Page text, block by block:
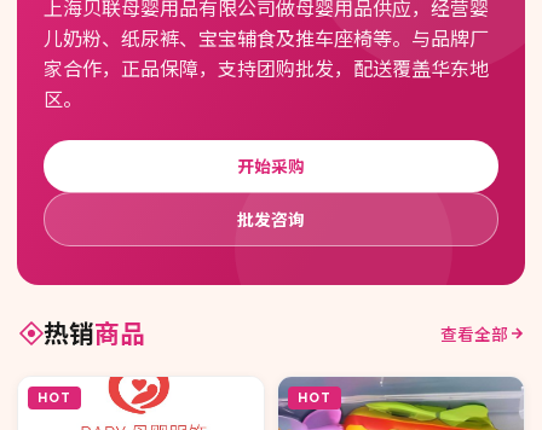
上海贝联母婴用品有限公司做母婴用品供应，经营婴
儿奶粉、纸尿裤、宝宝辅食及推车座椅等。与品牌厂
家合作，正品保障，支持团购批发，配送覆盖华东地
区。
开始采购
批发咨询
热销商品 查看全部
HOT HOT